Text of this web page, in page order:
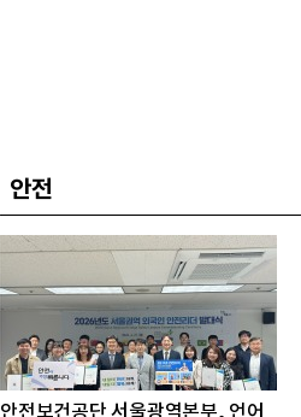
안전
안전보건공단 서울광역본부, 언어